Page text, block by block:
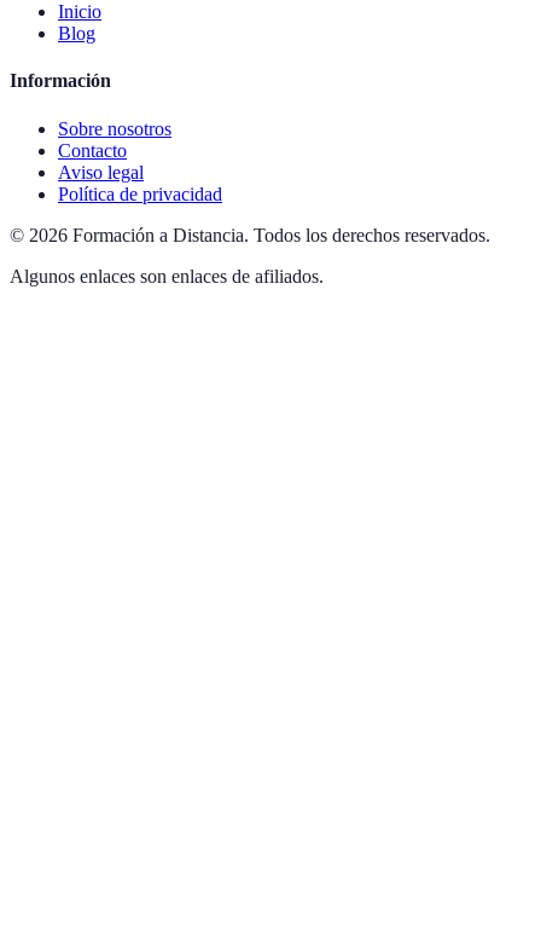
Inicio
Blog
Información
Sobre nosotros
Contacto
Aviso legal
Política de privacidad
© 2026 Formación a Distancia. Todos los derechos reservados.
Algunos enlaces son enlaces de afiliados.